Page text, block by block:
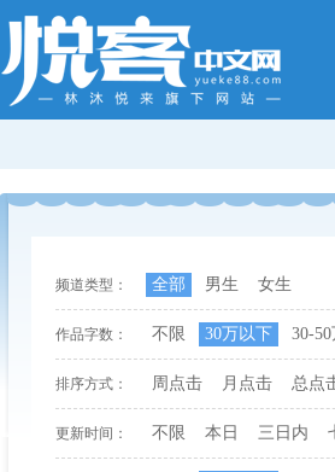
频道类型： 全部 男生 女生
作品字数： 不限 30万以下 30-
排序方式： 周点击 月点击 总点
更新时间： 不限 本日 三日内